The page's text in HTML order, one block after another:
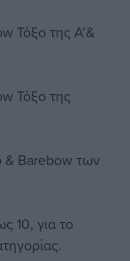
Τόξο της Α’&
Τόξο της
& Barebow των
10, για το